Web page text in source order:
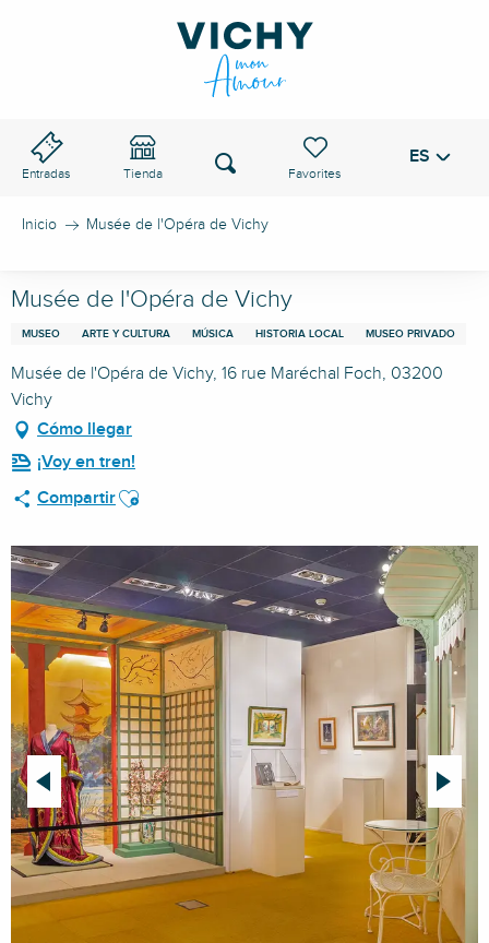
Entradas Tienda
Voir les favoris
Buscar ES
Inicio Musée de l'Opéra de Vichy
Musée de l'Opéra de Vichy
MUSEO ARTE Y CULTURA MÚSICA HISTORIA LOCAL MUSEO PRIVADO
Musée de l'Opéra de Vichy, 16 rue Maréchal Foch, 03200
Vichy
Cómo llegar
¡Voy en tren!
CompartirAjouter aux favoris